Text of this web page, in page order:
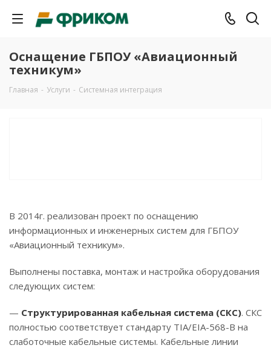
Оснащение ГБПОУ «Авиационный
техникум»
Главная - Услуги - Системная интеграция
В 2014г. реализован проект по оснащению
информационных и инженерных систем для ГБПОУ
«Авиационный техникум».
Выполнены поставка, монтаж и настройка оборудования
следующих систем:
— Структурированная кабельная система (СКС). СКС
полностью соответствует стандарту TIA/EIA-568-B на
слаботочные кабельные системы. Кабельные линии